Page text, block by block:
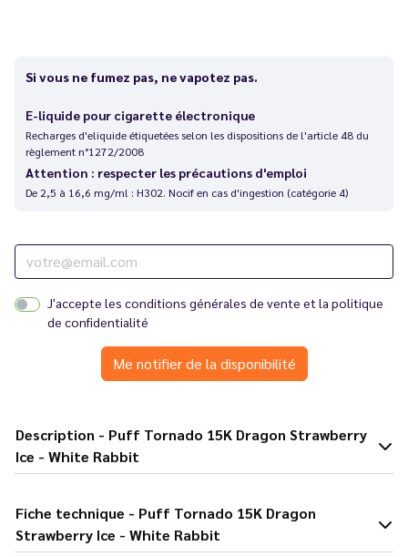
Si vous ne fumez pas, ne vapotez pas.
E-liquide pour cigarette électronique
Recharges d'eliquide étiquetées selon les dispositions de l'article 48 du
règlement n°1272/2008
Attention : respecter les précautions d'emploi
De 2,5 à 16,6 mg/ml : H302. Nocif en cas d'ingestion (catégorie 4)
J'accepte les conditions générales de vente et la politique
de confidentialité
Me notifier de la disponibilité
Description - Puff Tornado 15K Dragon Strawberry
Ice - White Rabbit
Fiche technique - Puff Tornado 15K Dragon
Strawberry Ice - White Rabbit